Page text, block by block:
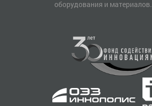
оборудования и материалов.